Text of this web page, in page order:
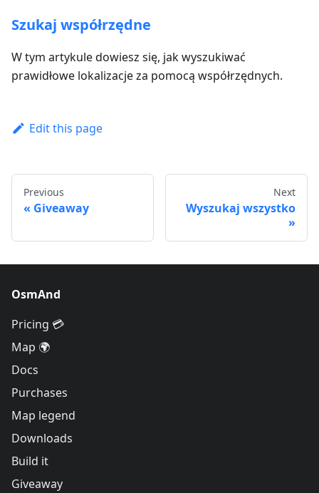
Szukaj współrzędne
W tym artykule dowiesz się, jak wyszukiwać
prawidłowe lokalizacje za pomocą współrzędnych.
Edit this page
Previous
Giveaway
Next
Wyszukaj wszystko
OsmAnd
Pricing 💳
Map 🌍
Docs
Purchases
Map legend
Downloads
Build it
Giveaway